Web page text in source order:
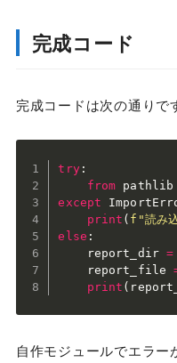
完成コード
完成コードは次の通りで
try:
from pathlib
except
print ( f"読み
else :
    report_dir
=
    report_file
print (
自作モジュールでエラ